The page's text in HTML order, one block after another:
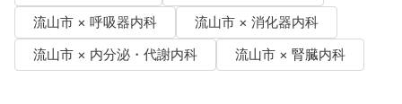
流山市 × 呼吸器内科
流山市 × 消化器内科
流山市 × 内分泌・代謝内科
流山市 × 腎臓内科